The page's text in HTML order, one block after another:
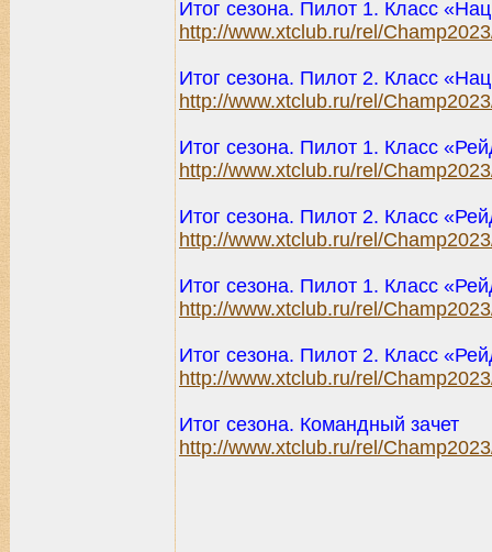
Итог сезона. Пилот 1. Класс
http://www.xtclub.ru/rel/
Итог сезона. Пилот 2. Класс
http://www.xtclub.ru/rel/
Итог сезона. Пилот 1. Класс
http://www.xtclub.ru/rel/
Итог сезона. Пилот 2. Класс
http://www.xtclub.ru/rel/
Итог сезона. Пилот 1. Класс
http://www.xtclub.ru/rel/
Итог сезона. Пилот 2. Класс
http://www.xtclub.ru/rel/
Итог сезона. Командный зачет
http://www.xtclub.ru/rel/